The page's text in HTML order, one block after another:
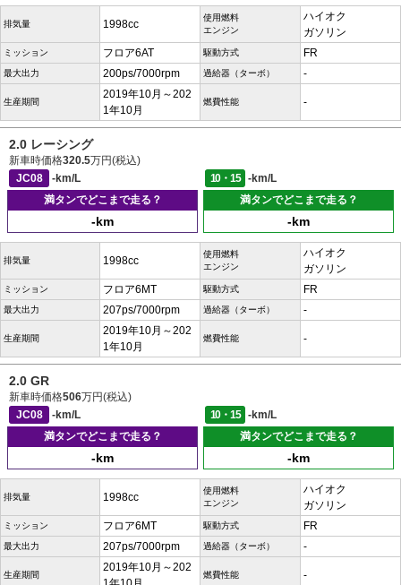
排気量 1998cc
使用燃料
エンジン
ハイオク
ガソリン
ミッション フロア6AT 駆動方式 FR
最大出力 200ps/7000rpm 過給器（ターボ） -
生産期間
2019年10月～202
1年10月
燃費性能 -
2.0 レーシング
新車時価格320.5万円(税込)
JC08
-km/L 10・15
-km/L
満タンでどこまで走る？
-km
満タンでどこまで走る？
-km
排気量 1998cc
使用燃料
エンジン
ハイオク
ガソリン
ミッション フロア6MT 駆動方式 FR
最大出力 207ps/7000rpm 過給器（ターボ） -
生産期間
2019年10月～202
1年10月
燃費性能 -
2.0 GR
新車時価格506万円(税込)
JC08
-km/L 10・15
-km/L
満タンでどこまで走る？
-km
満タンでどこまで走る？
-km
排気量 1998cc
使用燃料
エンジン
ハイオク
ガソリン
ミッション フロア6MT 駆動方式 FR
最大出力 207ps/7000rpm 過給器（ターボ） -
生産期間
2019年10月～202
燃費性能 -